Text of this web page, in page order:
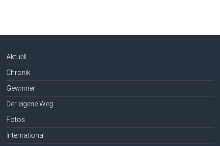
Aktuell
Chronik
Gewinner
Der eigene Weg
Fotos
International